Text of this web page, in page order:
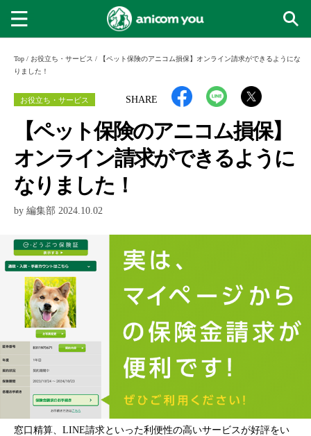
Top / お役立ち・サービス /
【ペット保険のアニコム損保】オンライン請求ができるようにな
りました！
SHARE
お役立ち・サービス
【ペット保険のアニコム損保】
オンライン請求ができるように
なりました！
by 編集部 2024.10.02
窓口精算、LINE請求といった利便性の高いサービスが好評をい